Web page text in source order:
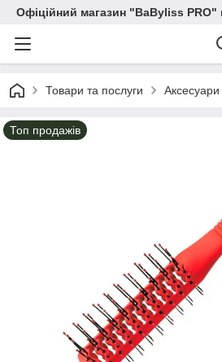
Офіційний магазин "BaByliss PRO"
Товари та послуги Аксесуари
Топ продажів